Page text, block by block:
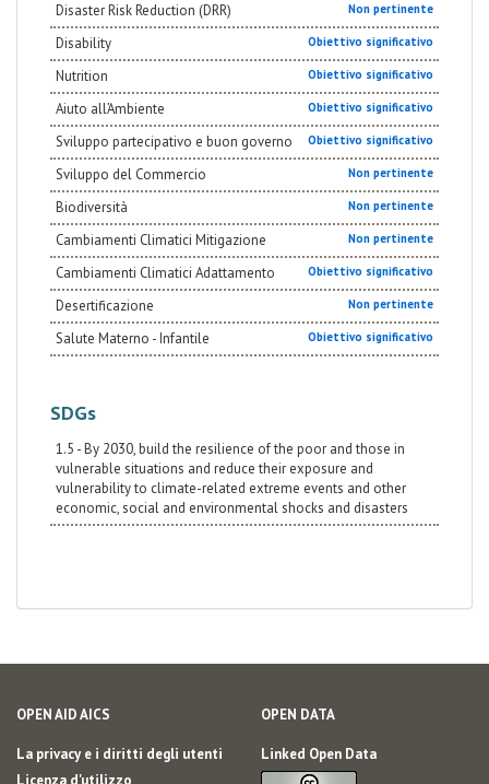
Disaster Risk Reduction (DRR) Non pertinente
Disability Obiettivo significativo
Nutrition Obiettivo significativo
Aiuto all’Ambiente Obiettivo significativo
Sviluppo partecipativo e buon governo Obiettivo significativo
Sviluppo del Commercio Non pertinente
Biodiversità Non pertinente
Cambiamenti Climatici Mitigazione Non pertinente
Cambiamenti Climatici Adattamento Obiettivo significativo
Desertificazione Non pertinente
Salute Materno - Infantile Obiettivo significativo
SDGs
1.5 - By 2030, build the resilience of the poor and those in
vulnerable situations and reduce their exposure and
vulnerability to climate-related extreme events and other
economic, social and environmental shocks and disasters
OPEN AID AICS
La privacy e i diritti degli utenti
Licenza d'utilizzo
OPEN DATA
Linked Open Data